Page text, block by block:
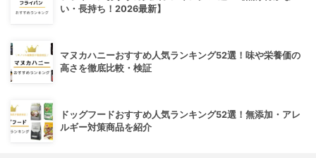
い・長持ち！2026最新】
マヌカハニーおすすめ人気ランキング52選！味や栄養価の
高さを徹底比較・検証
ドッグフードおすすめ人気ランキング52選！無添加・アレ
ルギー対策商品を紹介